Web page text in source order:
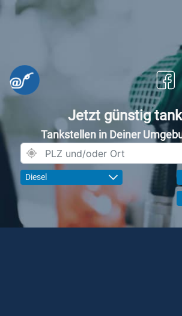
Jetzt günstig
Tankstellen in Deiner
Diesel